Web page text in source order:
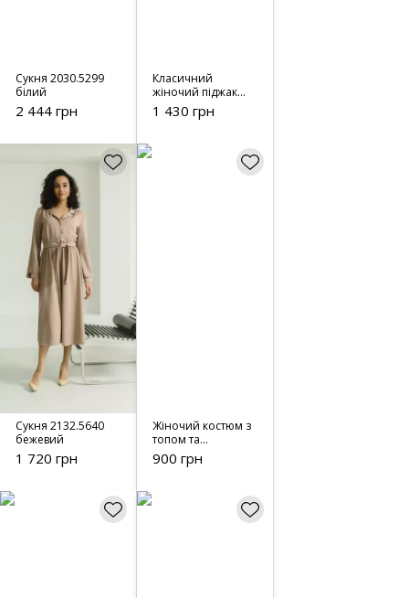
Сукня 2030.5299
білий
2 444 грн
Класичний
жіночий піджак
без застібки -
9301 світло-сірий
1 430 грн
Сукня 2132.5640
бежевий
1 720 грн
Жіночий костюм з
топом та
спідницею міді -
01051 молочний
900 грн